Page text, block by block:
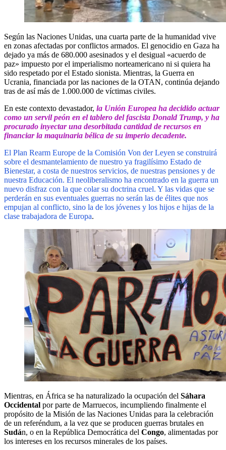
Según las Naciones Unidas, una cuarta parte de la humanidad vive
en zonas afectadas por conflictos armados. El genocidio en Gaza ha
dejado ya más de 680.000 asesinados y el desigual «acuerdo de
paz» impuesto por el imperialismo norteamericano ni si quiera ha
sido respetado por el Estado sionista. Mientras, la Guerra en
Ucrania, financiada por las naciones de la OTAN, continúa dejando
tras de así más de 1.000.000 de víctimas civiles.
En este contexto devastador, la Unión Europea ha decidido actuar
como un servil peón en el tablero del fascista Donald Trump, y ha
procurado inyectar una desorbitada cantidad de recursos en
financiar la maquinaria bélica de su imperio decadente.
El Plan Rearm Europe de la Comisión Von der Leyen se construirá
sobre el desmantelamiento de nuestro ya fragilísimo Estado de
Bienestar, a costa de nuestros servicios, de nuestras pensiones y de
nuestra Educación. El neoliberalismo ha encontrado en la guerra un
nuevo disfraz con la que colar su doctrina cruel. Y las vidas que se
perderán en sus eventuales guerras no serán las de élites que nos
empujan al conflicto, sino la de los jóvenes y los hijos e hijas de la
clase trabajadora de Europa.
Mientras, en África se ha naturalizado la ocupación del Sáhara
Occidental por parte de Marruecos, incumpliendo finalmente el
propósito de la Misión de las Naciones Unidas para la celebración
de un referéndum, a la vez que se producen guerras brutales en
Sudán, o en la República Democrática del Congo, alimentadas por
los intereses en los recursos minerales de los países.